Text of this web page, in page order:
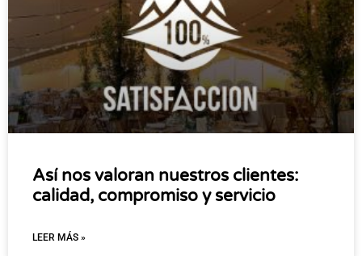
Así nos valoran nuestros clientes:
calidad, compromiso y servicio
LEER MÁS »